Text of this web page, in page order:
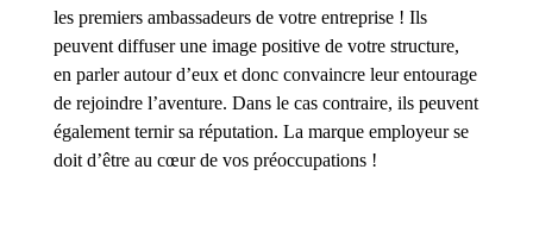
les premiers ambassadeurs de votre entreprise ! Ils
peuvent diffuser une image positive de votre structure,
en parler autour d’eux et donc convaincre leur entourage
de rejoindre l’aventure. Dans le cas contraire, ils peuvent
également ternir sa réputation. La marque employeur se
doit d’être au cœur de vos préoccupations !